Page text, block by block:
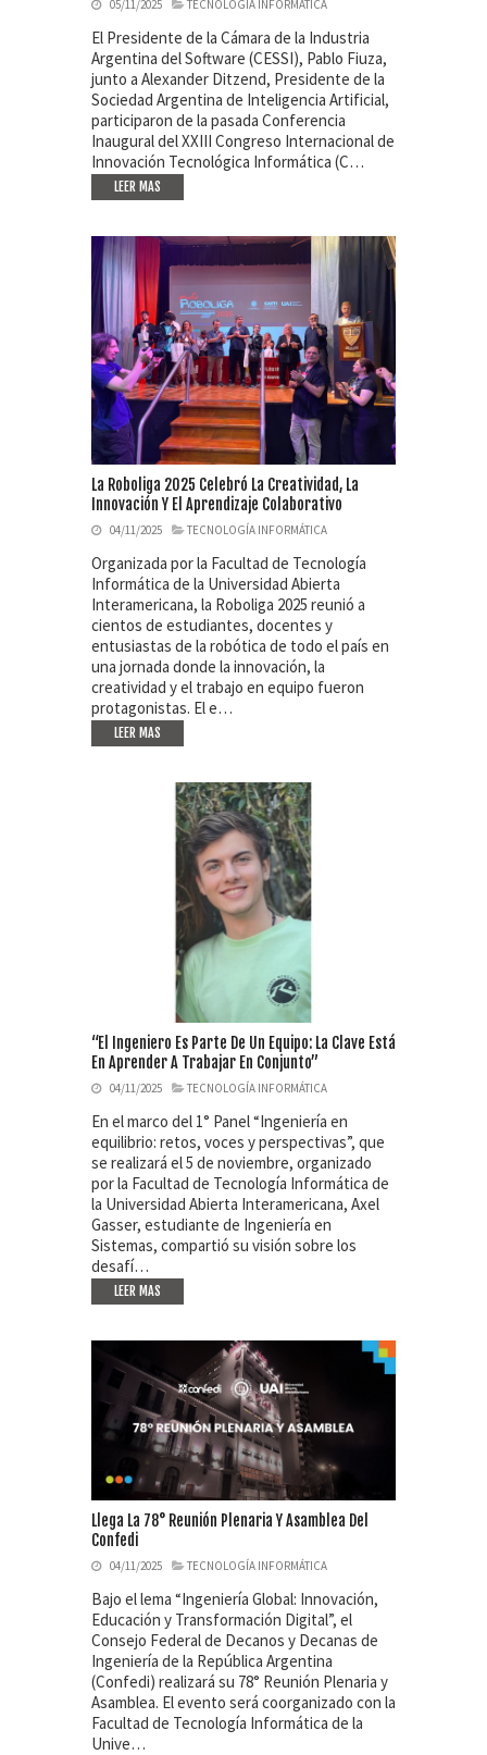
05/11/2025 TECNOLOGÍA INFORMÁTICA
El Presidente de la Cámara de la Industria
Argentina del Software (CESSI), Pablo Fiuza,
junto a Alexander Ditzend, Presidente de la
Sociedad Argentina de Inteligencia Artificial,
participaron de la pasada Conferencia
Inaugural del XXIII Congreso Internacional de
Innovación Tecnológica Informática (C…
LEER MAS
La Roboliga 2025 Celebró La Creatividad, La
Innovación Y El Aprendizaje Colaborativo
04/11/2025 TECNOLOGÍA INFORMÁTICA
Organizada por la Facultad de Tecnología
Informática de la Universidad Abierta
Interamericana, la Roboliga 2025 reunió a
cientos de estudiantes, docentes y
entusiastas de la robótica de todo el país en
una jornada donde la innovación, la
creatividad y el trabajo en equipo fueron
protagonistas. El e…
LEER MAS
“El Ingeniero Es Parte De Un Equipo: La Clave Está
En Aprender A Trabajar En Conjunto”
04/11/2025 TECNOLOGÍA INFORMÁTICA
En el marco del 1° Panel “Ingeniería en
equilibrio: retos, voces y perspectivas”, que
se realizará el 5 de noviembre, organizado
por la Facultad de Tecnología Informática de
la Universidad Abierta Interamericana, Axel
Gasser, estudiante de Ingeniería en
Sistemas, compartió su visión sobre los
desafí…
LEER MAS
Llega La 78° Reunión Plenaria Y Asamblea Del
Confedi
04/11/2025 TECNOLOGÍA INFORMÁTICA
Bajo el lema “Ingeniería Global: Innovación,
Educación y Transformación Digital”, el
Consejo Federal de Decanos y Decanas de
Ingeniería de la República Argentina
(Confedi) realizará su 78° Reunión Plenaria y
Asamblea. El evento será coorganizado con la
Facultad de Tecnología Informática de la
Unive…